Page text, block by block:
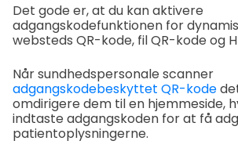
Det gode er, at du kan aktivere
adgangskodefunktionen for
websteds QR-kode, fil QR-kode og
Når sundhedspersonale scanner
adgangskodebeskyttet QR-kode
omdirigere dem til en hjemmeside,
indtaste adgangskoden for at få
patientoplysningerne.